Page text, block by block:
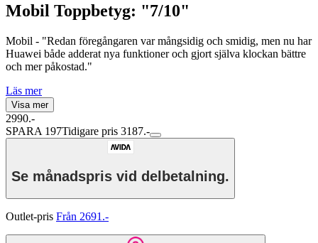
Mobil Toppbetyg: "7/10"
Mobil - "Redan föregångaren var mångsidig och smidig, men nu har
Huawei både adderat nya funktioner och gjort själva klockan bättre
och mer påkostad."
Läs mer
Visa mer
2990.-
SPARA 197Tidigare pris 3187.-
Se månadspris vid delbetalning.
Outlet-pris Från 2691.-